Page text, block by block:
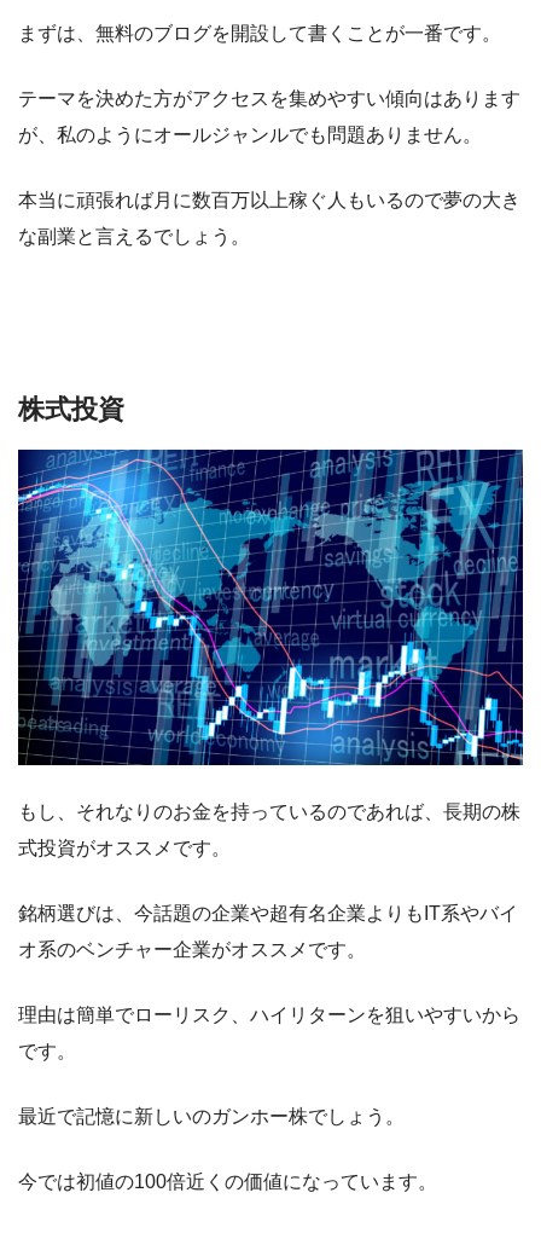
まずは、無料のブログを開設して書くことが一番です。
テーマを決めた方がアクセスを集めやすい傾向はあります
が、私のようにオールジャンルでも問題ありません。
本当に頑張れば月に数百万以上稼ぐ人もいるので夢の大き
な副業と言えるでしょう。
株式投資
もし、それなりのお金を持っているのであれば、長期の株
式投資がオススメです。
銘柄選びは、今話題の企業や超有名企業よりもIT系やバイ
オ系のベンチャー企業がオススメです。
理由は簡単でローリスク、ハイリターンを狙いやすいから
です。
最近で記憶に新しいのガンホー株でしょう。
今では初値の100倍近くの価値になっています。